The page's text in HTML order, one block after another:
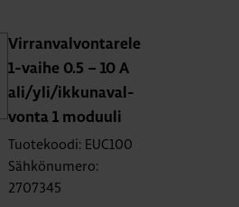
Vir­ran­val­von­ta­re­le
1-vai­he 0.5 – 10 A
ali/yli/ik­ku­na­val­
von­ta 1 mo­duu­li
Tuotekoodi: EUC100
Sähkönumero:
2707345